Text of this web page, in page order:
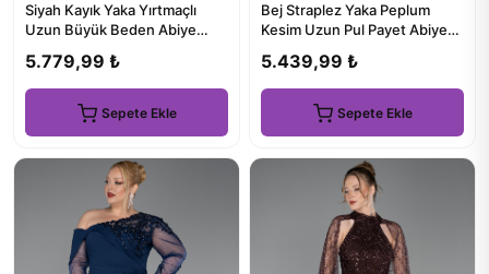
Siyah Kayık Yaka Yırtmaçlı
Uzun Büyük Beden Abiye
5.779,99 ₺
Sepete Ekle
Bej Straplez Yaka Peplum
Kesim Uzun Pul Payet Abiye
5.439,99 ₺
Sepete Ekle